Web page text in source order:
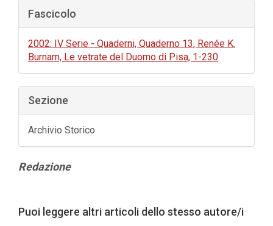
Fascicolo
2002: IV Serie - Quaderni, Quaderno 13, Renée K.
Burnam, Le vetrate del Duomo di Pisa, 1-230
Sezione
Archivio Storico
Contenuto
Redazione
dell'articolo
Puoi leggere altri articoli dello stesso autore/i